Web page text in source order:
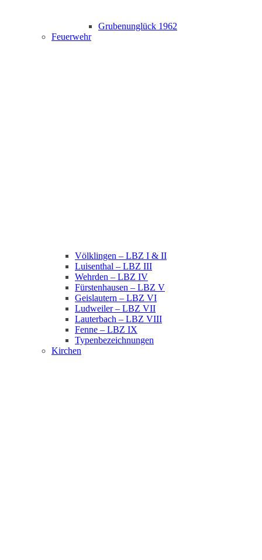
Grubenunglück 1962
Feuerwehr
Völklingen – LBZ I & II
Luisenthal – LBZ III
Wehrden – LBZ IV
Fürstenhausen – LBZ V
Geislautern – LBZ VI
Ludweiler – LBZ VII
Lauterbach – LBZ VIII
Fenne – LBZ IX
Typenbezeichnungen
Kirchen